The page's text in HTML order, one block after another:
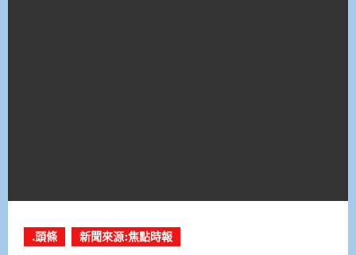
.頭條 新聞來源:焦點時報